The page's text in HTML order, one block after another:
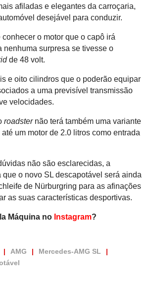
afiladas e elegantes da carroçaria,
desejável para conduzir.
o motor que o capô irá
nenhuma surpresa se tivesse o
de 48 volt.
e oito cilindros que o poderão equipar
a uma previsível transmissão
velocidades.
roadsternão terá também uma variante
um motor de 2.0 litros como entrada
não são esclarecidas, a
que o novo SL descapotável será ainda
de Nürburgring para as afinações
as suas características desportivas.
Máquina no Instagram?
AMG
Mercedes-AMG SL